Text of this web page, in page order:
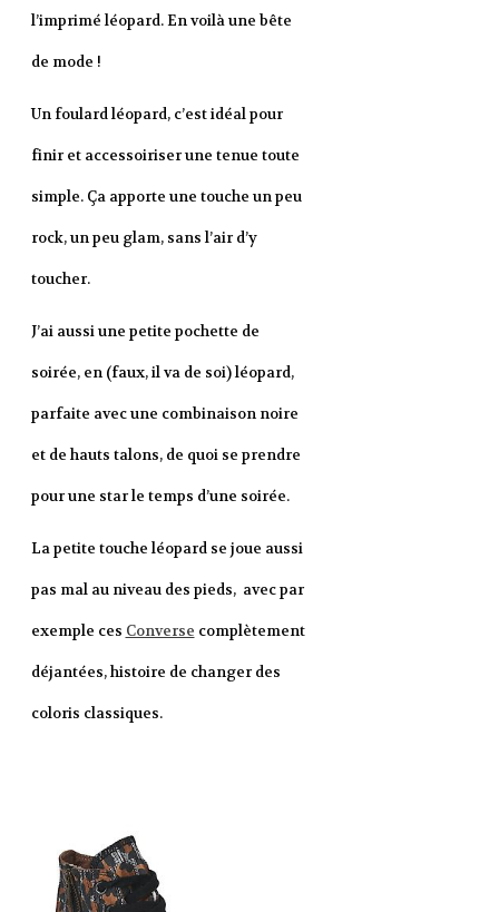
l’imprimé léopard. En voilà une bête
de mode !
Un foulard léopard, c’est idéal pour
finir et accessoiriser une tenue toute
simple. Ça apporte une touche un peu
rock, un peu glam, sans l’air d’y
toucher.
J’ai aussi une petite pochette de
soirée, en (faux, il va de soi) léopard,
parfaite avec une combinaison noire
et de hauts talons, de quoi se prendre
pour une star le temps d’une soirée.
La petite touche léopard se joue aussi
pas mal au niveau des pieds, avec par
exemple ces Converse complètement
déjantées, histoire de changer des
coloris classiques.